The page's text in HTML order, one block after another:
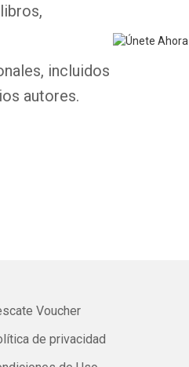
incluidos
autores.
Voucher
de privacidad